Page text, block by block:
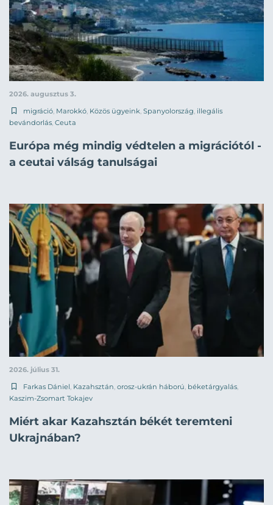
2026. augusztus 3.
migráció, Marokkó, Közös ügyeink, Spanyolország, illegális
bevándorlás, Ceuta
Európa még mindig védtelen a migrációtól -
a ceutai válság tanulságai
2026. július 31.
Farkas Dániel, Kazahsztán, orosz-ukrán háború, béketárgyalás,
Kaszim-Zsomart Tokajev
Miért akar Kazahsztán békét teremteni
Ukrajnában?